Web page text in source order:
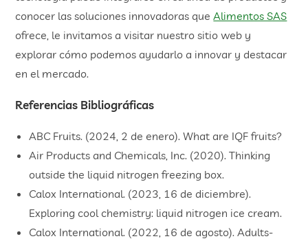
conocer las soluciones innovadoras queAlimentos SAS
ofrece, le invitamos a visitar nuestro sitio web y
explorar cómo podemos ayudarlo a innovar y destacar
en el mercado.
Referencias Bibliográficas
ABC Fruits. (2024, 2 de enero). What are IQF fruits?
Air Products and Chemicals, Inc. (2020). Thinking
outside the liquid nitrogen freezing box.
Calox International. (2023, 16 de diciembre).
Exploring cool chemistry: liquid nitrogen ice cream.
Calox International. (2022, 16 de agosto). Adults-